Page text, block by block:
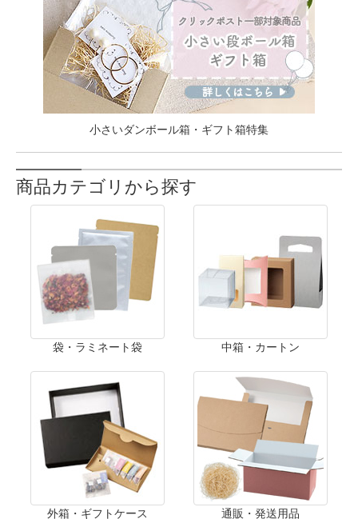
小さいダンボール箱・ギフト箱特集
商品カテゴリから探す
袋・ラミネート袋 中箱・カートン
外箱・ギフトケース 通販・発送用品